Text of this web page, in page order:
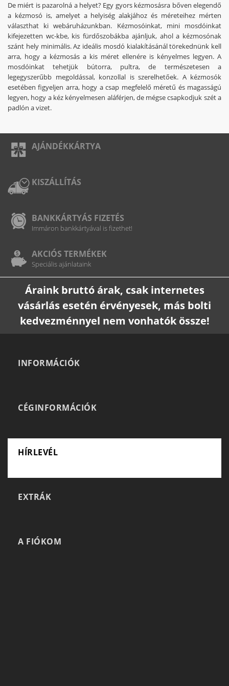
De miért is pazarolná a helyet? Egy gyors kézmosásra bőven elegendő
a kézmosó is, amelyet a helyiség alakjához és méreteihez mérten
választhat ki webáruházunkban. Kézmosóinkat, mini mosdóinkat
kifejezetten wc-kbe, kis fürdőszobákba ajánljuk, ahol a kézmosónak
szánt hely minimális. Az ideális mosdó kialakításánál törekednünk kell
arra, hogy a kézmosás a kis méret ellenére is kényelmes legyen. A
mosdóinkat tehetjük bútorra, pultra, de természetesen a
legegyszerűbb megoldással, konzollal is szerelhetőek. A kézmosók
esetében figyeljen arra, hogy a csap megfelelő méretű és magasságú
legyen, hogy a kéz kényelmesen aláférjen, de mégse csapkodjuk szét a
padlón a vizet.
AJÁNDÉKKÁRTYA
KISZÁLLÍTÁS
BANKKÁRTYÁS FIZETÉS
Immáron bankkártyával is fizethet!
AKCIÓS TERMÉKEK
Speciális ajánlataink
Áraink bruttó árak, csak internetes
vásárlás esetén érvényesek, más bolti
kedvezménnyel nem vonhatók össze!
INFORMÁCIÓK
CÉGINFORMÁCIÓK
HÍRLEVÉL
EXTRÁK
A FIÓKOM